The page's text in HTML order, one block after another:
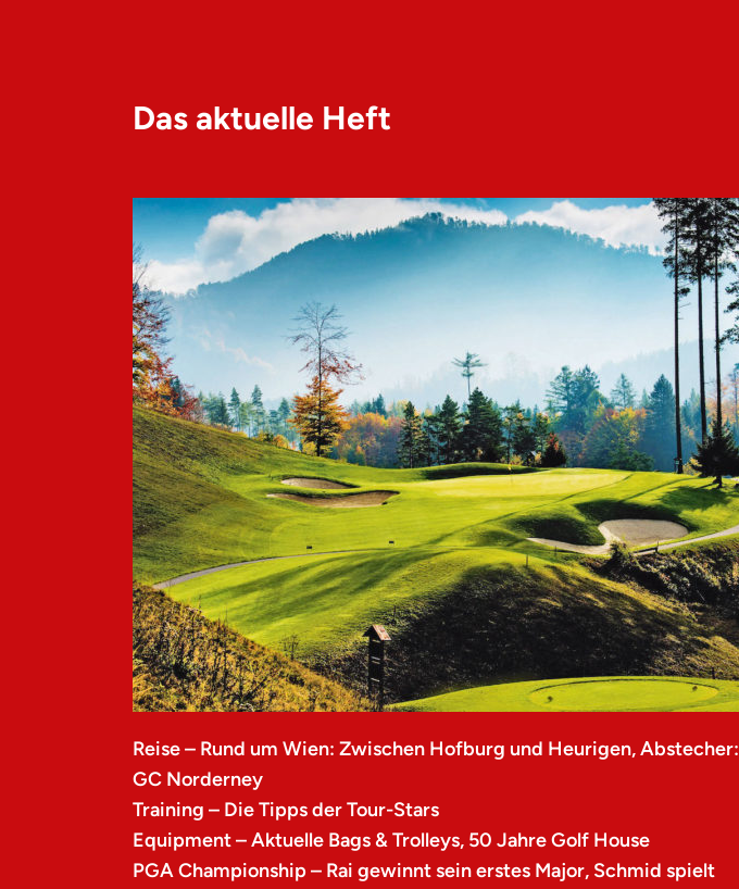
Das aktuelle Heft
Reise – Rund um Wien: Zwischen Hofburg und Heurigen, Abstecher:
GC Norderney
Training – Die Tipps der Tour-Stars
Equipment – Aktuelle Bags & Trolleys, 50 Jahre Golf House
PGA Championship – Rai gewinnt sein erstes Major, Schmid spielt